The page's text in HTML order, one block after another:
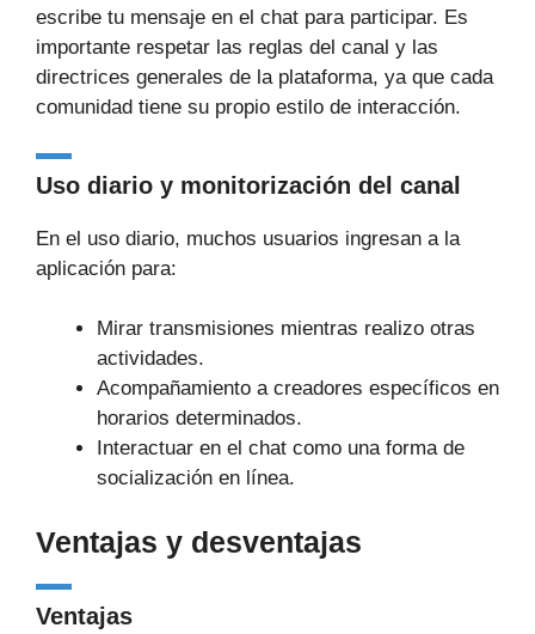
escribe tu mensaje en el chat para participar. Es
importante respetar las reglas del canal y las
directrices generales de la plataforma, ya que cada
comunidad tiene su propio estilo de interacción.
Uso diario y monitorización del canal
En el uso diario, muchos usuarios ingresan a la
aplicación para:
Mirar transmisiones mientras realizo otras
actividades.
Acompañamiento a creadores específicos en
horarios determinados.
Interactuar en el chat como una forma de
socialización en línea.
Ventajas y desventajas
Ventajas